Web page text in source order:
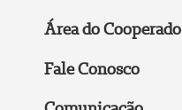
Área do Cooperado
Fale Conosco